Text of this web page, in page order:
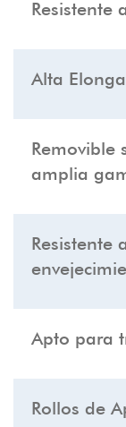
Resistente
Alta
Removible
amplia
Resistente
Apto para
Rollos de